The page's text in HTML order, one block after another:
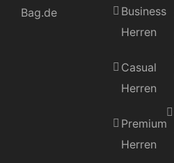
Bag.de
Business
Herren
Casual
Herren
Premium
Herren